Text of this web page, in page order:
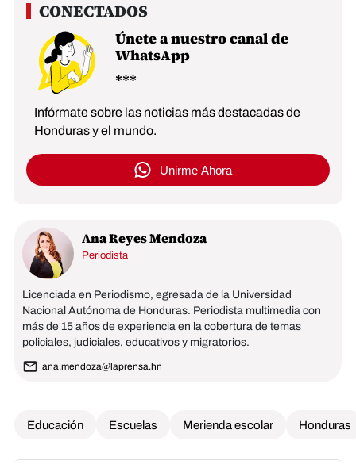
Únete a nuestro canal de
WhatsApp
Infórmate sobre las noticias más destacadas de
Honduras y el mundo.
Unirme Ahora
Ana Reyes Mendoza
Periodista
Licenciada en Periodismo, egresada de la Universidad
Nacional Autónoma de Honduras. Periodista multimedia con
más de 15 años de experiencia en la cobertura de temas
policiales, judiciales, educativos y migratorios.
ana.mendoza@laprensa.hn
Educación Escuelas Merienda escolar Honduras